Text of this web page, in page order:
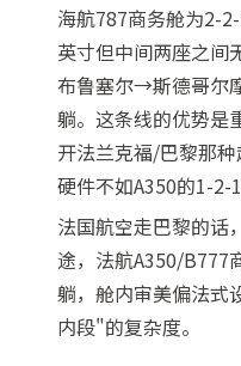
海航787商务舱为2-
英寸但中间两座之间
布鲁塞尔→斯德哥尔
躺。这条线的优势是
开法兰克福/巴黎那
硬件不如A350的1-2-
法国航空走巴黎的话
途，法航A350/B777
躺，舱内审美偏法式
内段"的复杂度。